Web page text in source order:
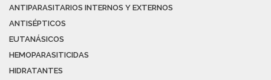
ANTIPARASITARIOS INTERNOS Y EXTERNOS
ANTISÉPTICOS
EUTANÁSICOS
HEMOPARASITICIDAS
HIDRATANTES